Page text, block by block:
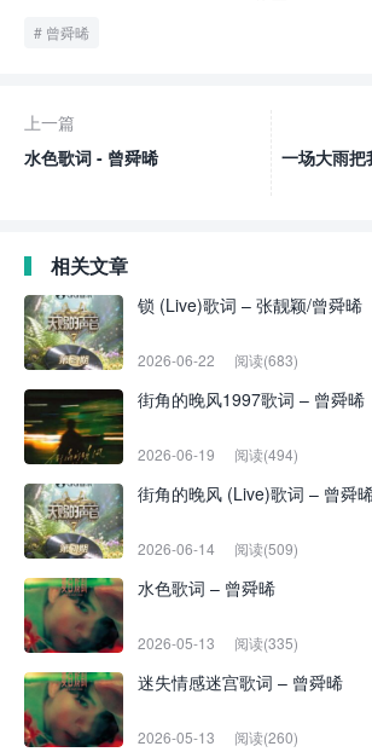
曾舜晞
上一篇
水色歌词 - 曾舜晞
一场大雨把
相关文章
锁 (Live)歌词 – 张靓颖/曾舜晞
2026-06-22 阅读(683)
街角的晚风1997歌词 – 曾舜晞
2026-06-19 阅读(494)
街角的晚风 (Live)歌词 – 曾舜
2026-06-14 阅读(509)
水色歌词 – 曾舜晞
2026-05-13 阅读(335)
迷失情感迷宫歌词 – 曾舜晞
2026-05-13 阅读(260)